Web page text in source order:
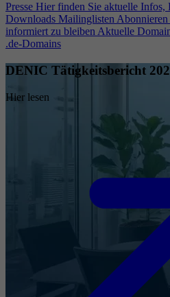
Presse Hier finden Sie aktuelle Infos,
Downloads Mailinglisten
informiert zu bleiben Aktuelle
.de-Domains
DENIC Tätigkeitsbericht
Hier lesen